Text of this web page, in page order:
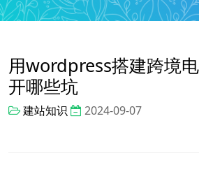
用wordpress搭建跨境
开哪些坑
建站知识 2024-09-07